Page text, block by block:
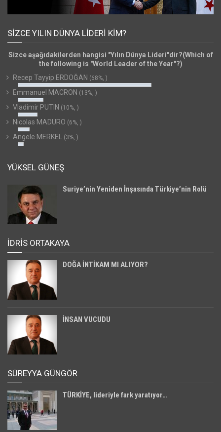
SIZCE YILIN DÜNYA LIDERI KIM?
Sizce aşağıdakilerden hangisi "Yılın Dünya Lideri"dir?(Which of
the following is "World Leader of the Year"?)
Recep Tayyip ERDOĞAN (68%, )
Emmanuel MACRON (13%, )
Vladimir PUTIN (10%, )
Nicolas MADURO (6%, )
Angele MERKEL (3%, )
YÜKSEL GÜNEŞ
Suriye’nin Yeniden İnşasında Türkiye’nin Rolü
İDRİS ORTAKAYA
DOĞA İNTİKAM MI ALIYOR?
İNSAN VUCUDU
SÜREYYA GÜNGÖR
TÜRKİYE, lideriyle fark yaratıyor…